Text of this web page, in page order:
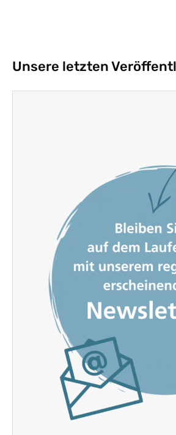
Unsere letzten